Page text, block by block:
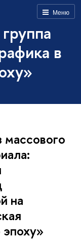
Меню
в
массового
на